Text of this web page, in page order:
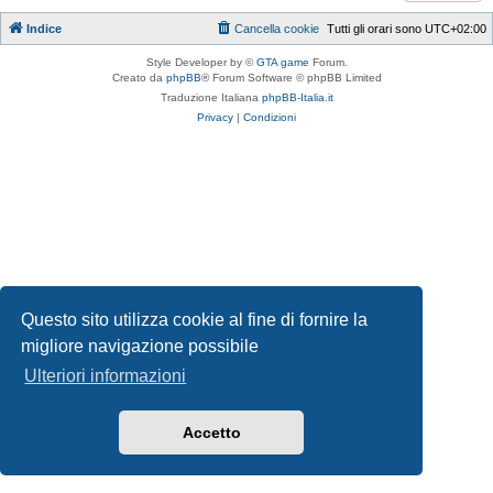
Questo sito utilizza cookie al fine di fornire la
migliore navigazione possibile
Ulteriori informazioni
Accetto
Indice Tutti gli orari sono UTC+02:00
Cancella cookie
Style Developer by ©GTA game Forum.
Creato da phpBB® Forum Software © phpBB Limited
Traduzione Italiana phpBB-Italia.it
Privacy | Condizioni